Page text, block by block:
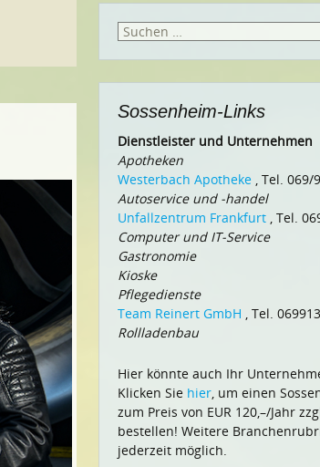
Suchen
Sossenheim-Links
Dienstleister und Unternehmen
Apotheken
Westerbach Apotheke , Tel. 069/
Autoservice und -handel
Unfallzentrum Frankfurt , Tel.
Computer und IT-Service
Gastronomie
Kioske
Pflegedienste
Team Reinert GmbH , Tel.
Rollladenbau
Hier könnte auch Ihr
Klicken Sie hier, um einen
zum Preis von EUR 120,–/Jahr
bestellen! Weitere
jederzeit möglich.